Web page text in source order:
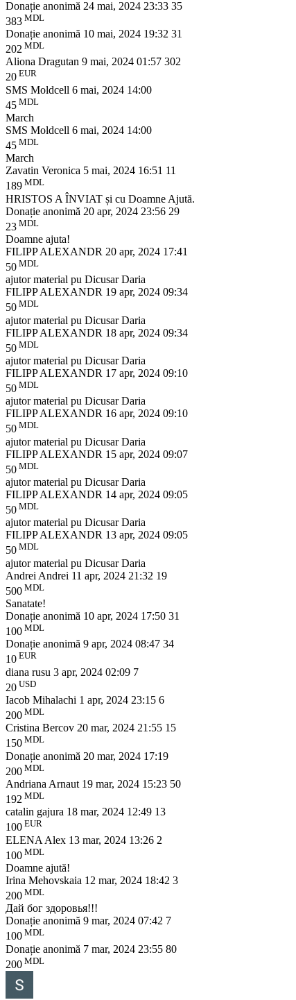
Donație anonimă 24 mai, 2024 23:33 35
383 MDL
Donație anonimă 10 mai, 2024 19:32 31
202 MDL
Aliona Dragutan 9 mai, 2024 01:57 302
20 EUR
SMS Moldcell 6 mai, 2024 14:00
45 MDL
March
SMS Moldcell 6 mai, 2024 14:00
45 MDL
March
Zavatin Veronica 5 mai, 2024 16:51 11
189 MDL
HRISTOS A ÎNVIAT și cu Doamne Ajută.
Donație anonimă 20 apr, 2024 23:56 29
23 MDL
Doamne ajuta!
FILIPP ALEXANDR 20 apr, 2024 17:41
50 MDL
ajutor material pu Dicusar Daria
FILIPP ALEXANDR 19 apr, 2024 09:34
50 MDL
ajutor material pu Dicusar Daria
FILIPP ALEXANDR 18 apr, 2024 09:34
50 MDL
ajutor material pu Dicusar Daria
FILIPP ALEXANDR 17 apr, 2024 09:10
50 MDL
ajutor material pu Dicusar Daria
FILIPP ALEXANDR 16 apr, 2024 09:10
50 MDL
ajutor material pu Dicusar Daria
FILIPP ALEXANDR 15 apr, 2024 09:07
50 MDL
ajutor material pu Dicusar Daria
FILIPP ALEXANDR 14 apr, 2024 09:05
50 MDL
ajutor material pu Dicusar Daria
FILIPP ALEXANDR 13 apr, 2024 09:05
50 MDL
ajutor material pu Dicusar Daria
Andrei Andrei 11 apr, 2024 21:32 19
500 MDL
Sanatate!
Donație anonimă 10 apr, 2024 17:50 31
100 MDL
Donație anonimă 9 apr, 2024 08:47 34
10 EUR
diana rusu 3 apr, 2024 02:09 7
20 USD
Iacob Mihalachi 1 apr, 2024 23:15 6
200 MDL
Cristina Bercov 20 mar, 2024 21:55 15
150 MDL
Donație anonimă 20 mar, 2024 17:19
200 MDL
Andriana Arnaut 19 mar, 2024 15:23 50
192 MDL
catalin gajura 18 mar, 2024 12:49 13
100 EUR
ELENA Alex 13 mar, 2024 13:26 2
100 MDL
Doamne ajută!
Irina Mehovskaia 12 mar, 2024 18:42 3
200 MDL
Дай бог здоровья!!!
Donație anonimă 9 mar, 2024 07:42 7
100 MDL
Donație anonimă 7 mar, 2024 23:55 80
200 MDL